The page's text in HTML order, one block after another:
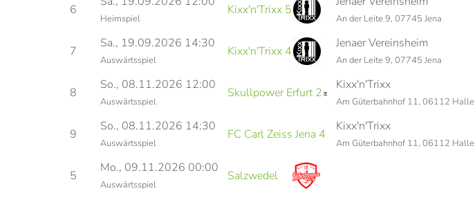
6
Heimspiel
Kixx'n'Trixx 5
An der Leite 9, 07745 Jena
7
Sa., 19.09.2026 14:30
Auswärtsspiel
Kixx'n'Trixx 4
Jenaer Vereinsheim
An der Leite 9, 07745 Jena
8
So., 08.11.2026 12:00
Auswärtsspiel
Skullpower Erfurt 2
Kixx'n'Trixx
Am Güterbahnhof 11, 06112 Halle
9
So., 08.11.2026 14:30
Auswärtsspiel
FC Carl Zeiss Jena 4
Kixx'n'Trixx
Am Güterbahnhof 11, 06112 Halle
5
Mo., 09.11.2026 00:00
Auswärtsspiel
Salzwedel